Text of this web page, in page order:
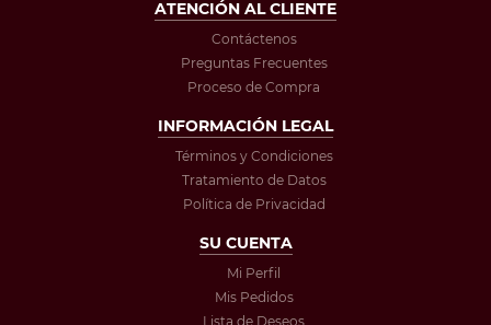
ATENCIÓN AL CLIENTE
Contáctenos
Preguntas Frecuentes
Proceso de Compra
INFORMACIÓN LEGAL
Términos y Condiciones
Tratamiento de Datos
Política de Privacidad
SU CUENTA
Mi Perfil
Mis Pedidos
Lista de Deseos